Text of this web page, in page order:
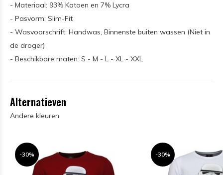
- Materiaal: 93% Katoen en 7% Lycra
- Pasvorm: Slim-Fit
- Wasvoorschrift: Handwas, Binnenste buiten wassen (Niet in
de droger)
- Beschikbare maten: S - M - L - XL - XXL
Alternatieven
Andere kleuren
-30% -30%